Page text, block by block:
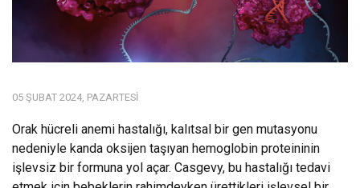
05 ŞUBAT 2024, PAZARTESI
Orak hücreli anemi hastalığı, kalıtsal bir gen mutasyonu
nedeniyle kanda oksijen taşıyan hemoglobin proteininin
işlevsiz bir formuna yol açar. Casgevy, bu hastalığı tedavi